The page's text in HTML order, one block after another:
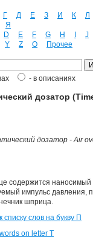
Г Д Е З И К
Л
Я
D E F G H
J
Y Z О Прочее
- в описаниях
дозатор
дозатор - Air
содержится наносимый
импульс
шприца.
списку слов на букву П
on letter T